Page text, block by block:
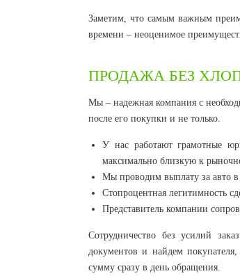
Заметим, что самым важным
времени – неоценимое
ПРОДАЖА БЕЗ
Мы – надежная компания с
после его покупки и не только.
У нас работают грамотные
максимально близкую к
Мы проводим выплату за авто
Стопроцентная легитимность
Представитель компании
Сотрудничество без усилий
документов и найдем
сумму сразу в день обращения.